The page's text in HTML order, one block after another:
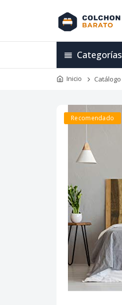
Categorías
Inicio Catálogo
Recomendado